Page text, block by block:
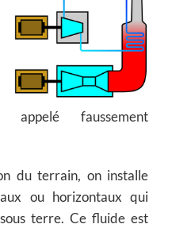
appelé faussement
du terrain, on installe
ou horizontaux qui
terre. Ce fluide est